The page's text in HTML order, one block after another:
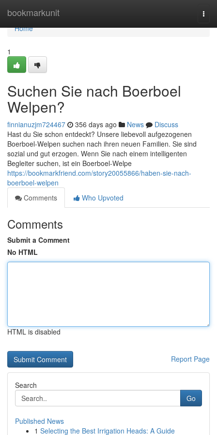
bookmarkunit
Home
Home
1
Suchen Sie nach Boerboel
Welpen?
finnianuzjm724467 356 days ago News
Discuss
Hast du Sie schon entdeckt? Unsere liebevoll aufgezogenen
Boerboel-Welpen suchen nach ihren neuen Familien. Sie sind
sozial und gut erzogen. Wenn Sie nach einem intelligenten
Begleiter suchen, ist ein Boerboel-Welpe
https://bookmarkfriend.com/story20055866/haben-sie-nach-
boerboel-welpen
Comments
Who Upvoted
Comments
Submit a Comment
No HTML
HTML is disabled
Report Page
Search
Go
Published News
1 Selecting the Best Irrigation Heads: A Guide